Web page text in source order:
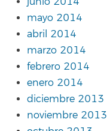
mayo 2014
abril 2014
marzo 2014
febrero 2014
enero 2014
diciembre 2013
noviembre 2013